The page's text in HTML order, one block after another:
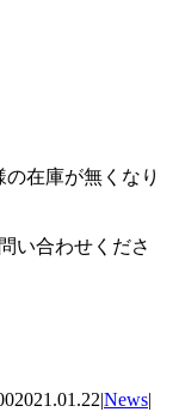
の在庫が無くなり
い合わせくださ
2021.01.22|News|